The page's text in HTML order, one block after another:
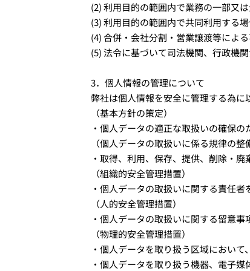
(2) 利用目的の範囲内で業務の一部又
(3) 利用目的の範囲内で共同利用する
(4) 合併・会社分割・営業譲渡等によ
(5) 法令に基づいて司法機関、行政機
3．個人情報の管理について
弊社は個人情報を安全に管理する為に
（基本方針の策定）
・個人データの適正な取扱いの確保
（個人データの取扱いに係る規律の整
・取得、利用、保存、提供、削除・
（組織的安全管理措置）
・個人データの取扱いに関する責任
（人的安全管理措置）
・個人データの取扱いに関する留意
（物理的安全管理措置）
・個人データを取り扱う区域におい
・個人データを取り扱う機器、電子